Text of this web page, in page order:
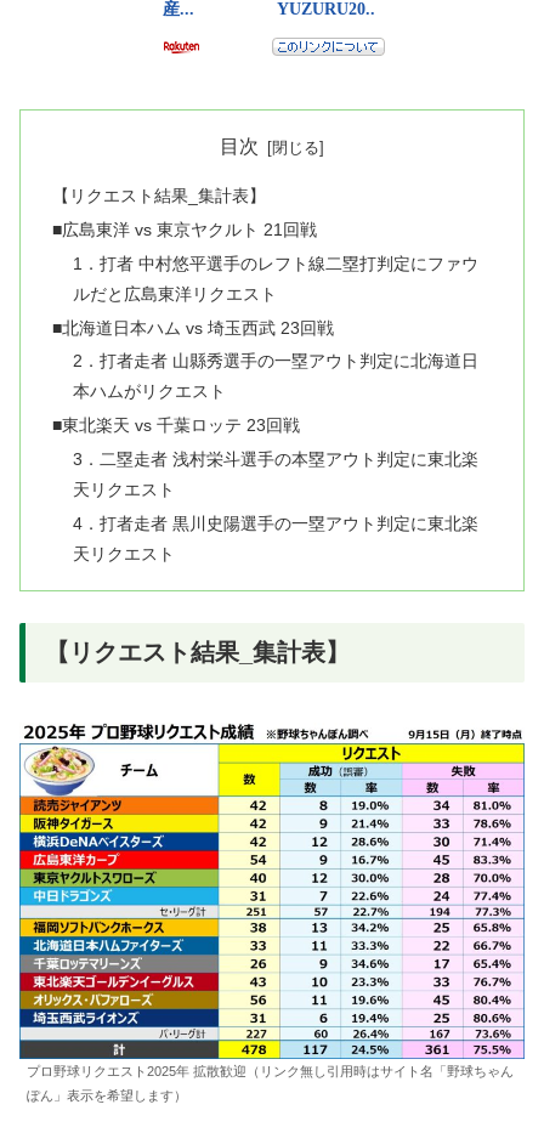
目次
【リクエスト結果_集計表】
■広島東洋 vs 東京ヤクルト 21回戦
1．打者 中村悠平選手のレフト線二塁打判定にファウ
ルだと広島東洋リクエスト
■北海道日本ハム vs 埼玉西武 23回戦
2．打者走者 山縣秀選手の一塁アウト判定に北海道日
本ハムがリクエスト
■東北楽天 vs 千葉ロッテ 23回戦
3．二塁走者 浅村栄斗選手の本塁アウト判定に東北楽
天リクエスト
4．打者走者 黒川史陽選手の一塁アウト判定に東北楽
天リクエスト
【リクエスト結果_集計表】
プロ野球リクエスト2025年 拡散歓迎（リンク無し引用時はサイト名「野球ちゃん
ぽん」表示を希望します）